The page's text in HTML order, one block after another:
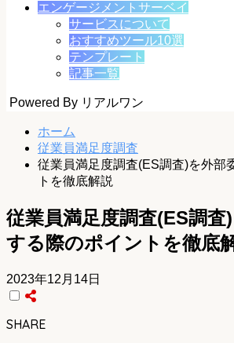
エンゲージメントサーベイ
サービスについて
おすすめツール10選
テンプレート
記事一覧
Powered By リアルワン
ホーム
従業員満足度調査
従業員満足度調査(ES調査)を外部
トを徹底解説
従業員満足度調査(ES調査
する際のポイントを徹底
2023年12月14日
SHARE